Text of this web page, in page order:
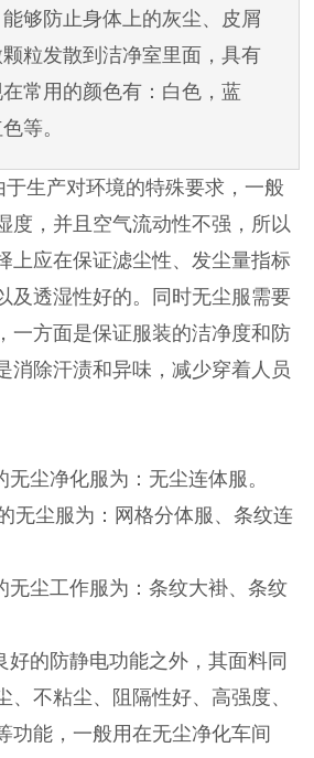
够防止身体上的灰尘、皮屑
粒发散到洁净室里面，具有
常用的颜色有：白色，蓝
等。
生产对环境的特殊要求，一般
度，并且空气流动性不强，所以
上应在保证滤尘性、发尘量指标
及透湿性好的。同时无尘服需要
一方面是保证服装的洁净度和防
消除汗渍和异味，减少穿着人员
尘净化服为：无尘连体服。
无尘服为：网格分体服、条纹连
尘工作服为：条纹大褂、条纹
的防静电功能之外，其面料同
、不粘尘、阻隔性好、高强度、
功能，一般用在无尘净化车间